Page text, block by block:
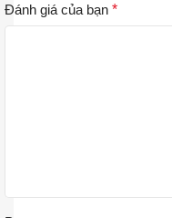
Đánh giá của bạn *